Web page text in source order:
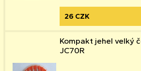
26 CZK
Kompakt jehel velký
JC70R